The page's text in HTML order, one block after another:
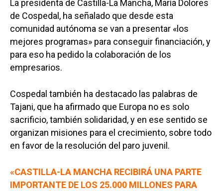
La presidenta de Castilla-La Mancha, María Dolores
de Cospedal, ha señalado que desde esta
comunidad autónoma se van a presentar «los
mejores programas» para conseguir financiación, y
para eso ha pedido la colaboración de los
empresarios.
Cospedal también ha destacado las palabras de
Tajani, que ha afirmado que Europa no es solo
sacrificio, también solidaridad, y en ese sentido se
organizan misiones para el crecimiento, sobre todo
en favor de la resolución del paro juvenil.
«CASTILLA-LA MANCHA RECIBIRÁ UNA PARTE
IMPORTANTE DE LOS 25.000 MILLONES PARA